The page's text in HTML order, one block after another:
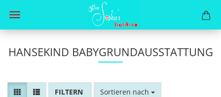
HANSEKIND BABYGRUNDAUSSTATTUNG
FILTERSortieren nach
Sortieren nach